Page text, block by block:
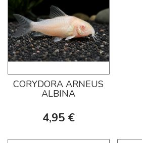
CORYDORA ARNEUS
ALBINA
4,95 €